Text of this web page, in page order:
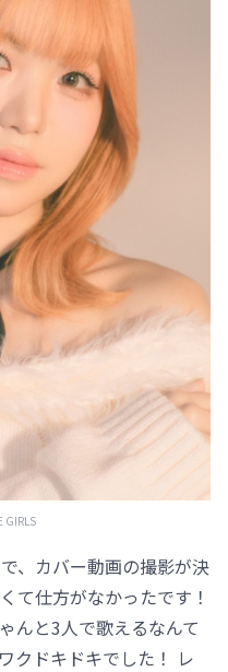
GIRLS
、カバー動画の撮影が決
て仕方がなかったです！
んと3人で歌えるなんて
クドキドキでした！ レ